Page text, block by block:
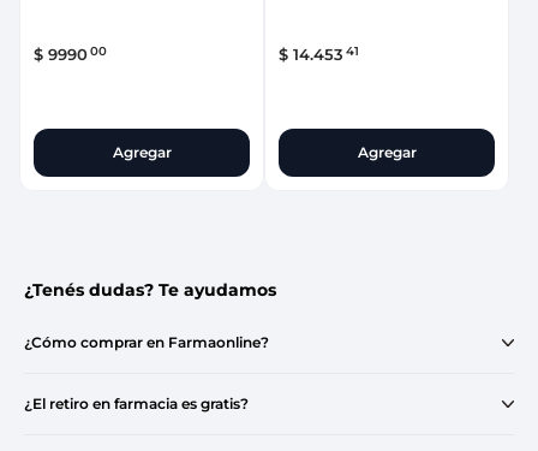
$ 999000
Agregar
$ 14.453 41
Agregar
¿Tenés dudas? Te ayudamos
¿Cómo comprar en Farmaonline?
¿El retiro en farmacia es gratis?